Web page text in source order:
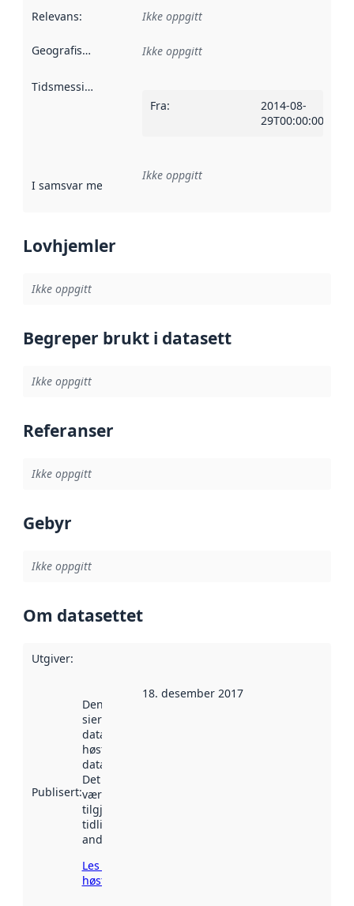
Relevans: Ikke oppgitt
Geografisk avgrensning :
Ikke oppgitt
Tidsmessig avgrensning
Fra:
2014-08-
29T00:00:00Z
I samsvar med Referanse til en implementasjonsregel
Ikke oppgitt
Lovhjemler
Ikke oppgitt
Begreper brukt i datasett
Ikke oppgitt
Referanser
Ikke oppgitt
Gebyr
Ikke oppgitt
Om datasettet
Utgiver:
Publisert:
Denne datoen
sier når
datasettet ble
høstet av
data.norge.no.
Det kan ha
vært
tilgjengelig
tidligere
andre steder.
Les mer om
høsting her
18. desember 2017